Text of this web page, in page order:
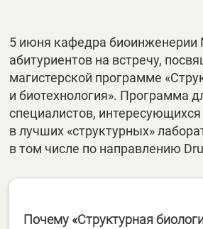
5 июня кафедра
абитуриентов на встречу,
магистерской программе
и биотехнология». Программа
специалистов,
в лучших «структурных»
в том числе по направлению
Почему «Структурная